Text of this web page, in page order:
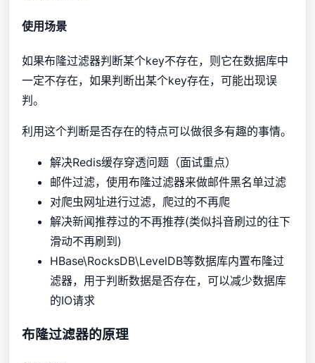
使用场景
如果布隆过滤器判断某个key不存在，则它在数据库中
一定不存在，如果判断出某个key存在，可能出现误
判。
利用这个判断是否存在的特点可以做很多有趣的事情。
解决Redis缓存穿透问题（面试重点）
邮件过滤，使用布隆过滤器来做邮件黑名单过滤
对爬虫网址进行过滤，爬过的不再爬
解决新闻推荐过的不再推荐(类似抖音刷过的往下
滑动不再刷到)
HBase\RocksDB\LevelDB等数据库内置布隆过
滤器，用于判断数据是否存在，可以减少数据库
的IO请求
布隆过滤器的原理